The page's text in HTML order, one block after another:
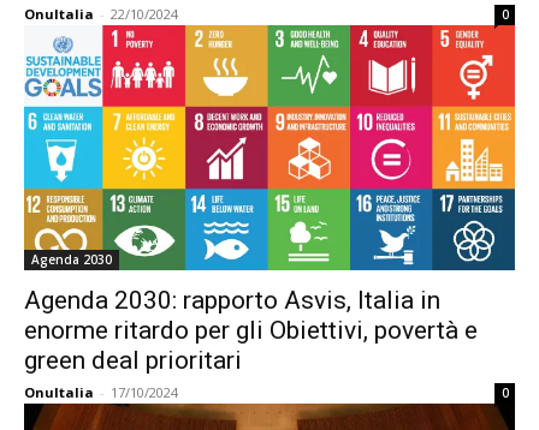
OnuItalia - 22/10/2024 0
Agenda 2030
Agenda 2030: rapporto Asvis, Italia in
enorme ritardo per gli Obiettivi, povertà e
green deal prioritari
OnuItalia - 17/10/2024 0